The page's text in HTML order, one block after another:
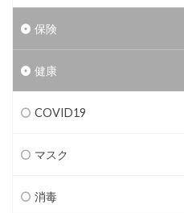
保険
健康
COVID19
マスク
消毒